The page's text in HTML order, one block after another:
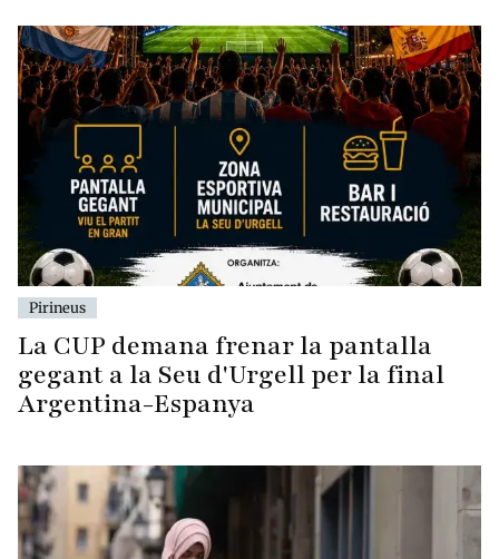
Pirineus
La CUP demana frenar la pantalla
gegant a la Seu d'Urgell per la final
Argentina-Espanya